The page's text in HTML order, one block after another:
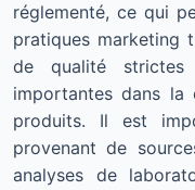
réglementé, ce qui
pratiques marketing
de qualité strictes
importantes dans la
produits. Il est
provenant de
analyses de